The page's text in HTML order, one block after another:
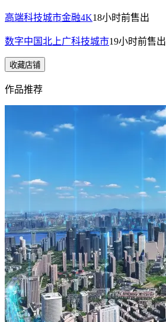
高端科技城市金融4K18小时前售出
数字中国北上广科技城市19小时前售出
收藏店铺
作品推荐